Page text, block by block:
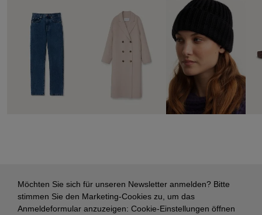
Möchten Sie sich für unseren Newsletter anmelden? Bitte
stimmen Sie den Marketing-Cookies zu, um das
Anmeldeformular anzuzeigen: Cookie-Einstellungen öffnen